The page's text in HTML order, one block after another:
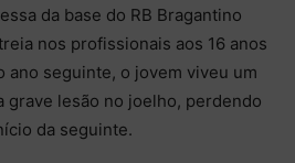
da base do RB Bragantino
nos profissionais aos 16 anos
ano seguinte, o jovem viveu um
grave lesão no joelho, perdendo
da seguinte.